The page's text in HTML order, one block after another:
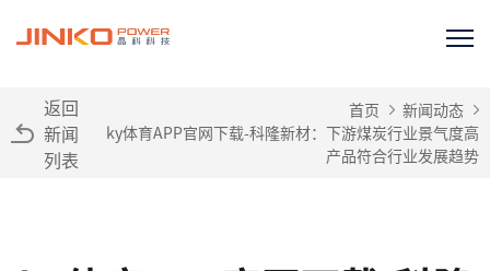
返回
新闻
列表
首页
新闻动态
ky体育APP官网下载-科隆新材：下游煤炭行业景气度高
产品符合行业发展趋势